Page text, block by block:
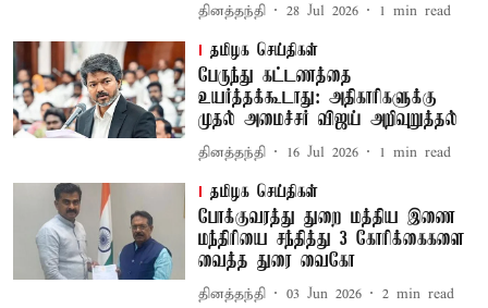
தினத்தந்தி 28 Jul 2026 1 min read
தமிழக செய்திகள்
பேருந்து கட்டணத்தை
உயர்த்தக்கூடாது: அதிகாரிகளுக்கு
முதல் அமைச்சர் விஜய் அறிவுறுத்தல்
தினத்தந்தி 16 Jul 2026 1 min read
தமிழக செய்திகள்
போக்குவரத்து துறை மத்திய இணை
மந்திரியை சந்தித்து 3 கோரிக்கைகளை
வைத்த துரை வைகோ
தினத்தந்தி 03 Jun 2026 2 min read